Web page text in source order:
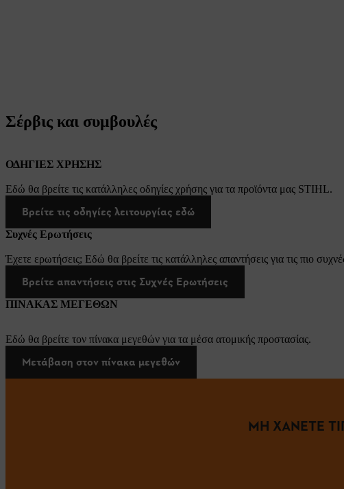
Σέρβις και συμβουλές
ΟΔΗΓΙΕΣ ΧΡΗΣΗΣ
Εδώ θα βρείτε τις κατάλληλες οδηγίες χρήσης για τα προϊόντα μας STIHL.
Βρείτε τις οδηγίες λειτουργίας εδώ
Συχνές Ερωτήσεις
Έχετε ερωτήσεις; Εδώ θα βρείτε τις κατάλληλες απαντήσεις για τις πιο
Βρείτε απαντήσεις στις Συχνές Ερωτήσεις
ΠΙΝΑΚΑΣ ΜΕΓΕΘΩΝ
Εδώ θα βρείτε τον πίνακα μεγεθών για τα μέσα ατομικής προστασίας.
Μετάβαση στον πίνακα μεγεθών
ΜΗ ΧΑΝΕΤΕ